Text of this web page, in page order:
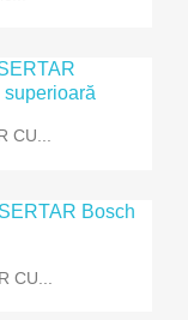
CU...
CU...